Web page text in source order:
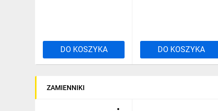
DO KOSZYKA DO KOSZYKA
ZAMIENNIKI